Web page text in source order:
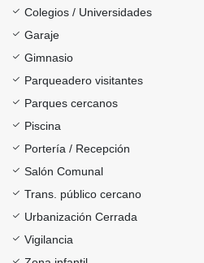
Colegios / Universidades
Garaje
Gimnasio
Parqueadero visitantes
Parques cercanos
Piscina
Portería / Recepción
Salón Comunal
Trans. público cercano
Urbanización Cerrada
Vigilancia